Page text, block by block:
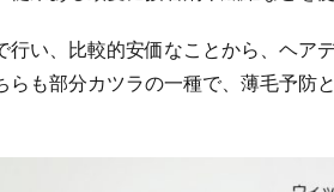
行い、比較的安価なことから、ヘア
らも部分カツラの一種で、薄毛予防